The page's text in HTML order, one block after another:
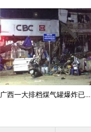
广西一大排档煤气罐爆炸已...